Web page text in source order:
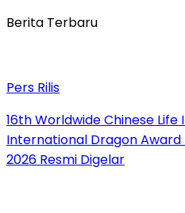
Berita Terbaru
Pers Rilis
16th Worldwide Chinese
International Dragon
2026 Resmi Digelar